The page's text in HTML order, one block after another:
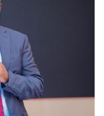
RUSHWA WAKIWA
YA SIMU
SAFI YA KUPIKIA KWA
KWA WANANCHI
JUKWAA LA NANE LA